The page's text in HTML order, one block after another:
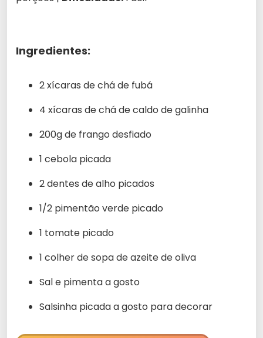
Ingredientes:
2 xícaras de chá de fubá
4 xícaras de chá de caldo de galinha
200g de frango desfiado
1 cebola picada
2 dentes de alho picados
1/2 pimentão verde picado
1 tomate picado
1 colher de sopa de azeite de oliva
Sal e pimenta a gosto
Salsinha picada a gosto para decorar